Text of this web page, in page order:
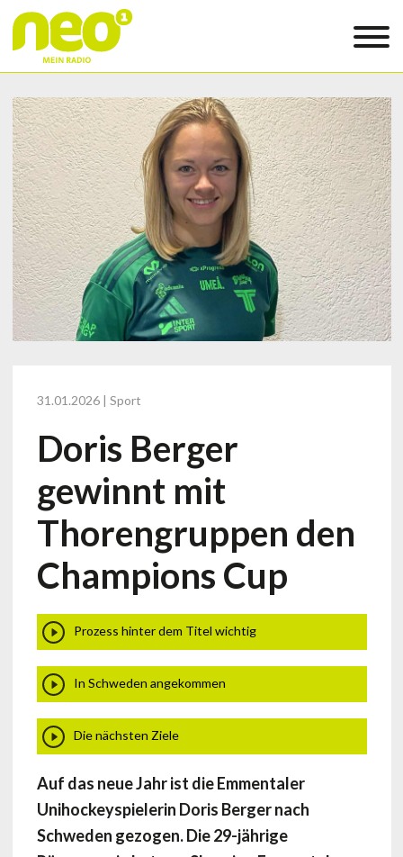
31.01.2026 | Sport
Doris Berger
gewinnt mit
Thorengruppen den
Champions Cup
Prozess hinter dem Titel wichtig
In Schweden angekommen
Die nächsten Ziele
Auf das neue Jahr ist die Emmentaler
Unihockeyspielerin Doris Berger nach
Schweden gezogen. Die 29-jährige